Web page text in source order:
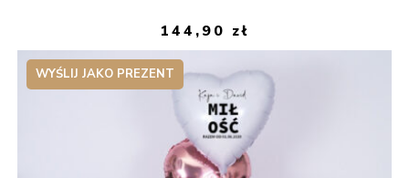
144,90 zł
WYŚLIJ JAKO PREZENT